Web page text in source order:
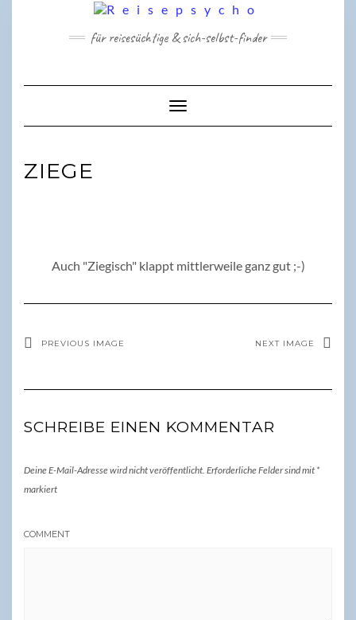
für reisesüchtige & sich-selbst-finder
Toggle Navigation
ZIEGE
Auch "Ziegisch" klappt mittlerweile ganz gut ;-)
PREVIOUS IMAGE NEXT IMAGE
SCHREIBE EINEN KOMMENTAR
Deine E-Mail-Adresse wird nicht veröffentlicht. Erforderliche Felder sind mit *
markiert
COMMENT